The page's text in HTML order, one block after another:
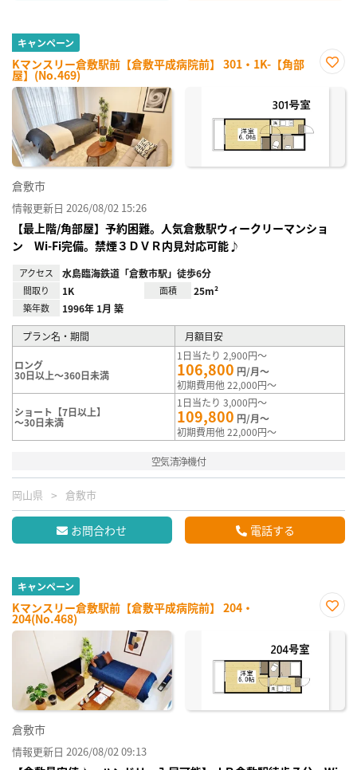
キャンペーン
Kマンスリー倉敷駅前【倉敷平成病院前】 301・1K-【角部
屋】(No.469)
に入
倉敷市
情報更新日 2026/08/02 15:26
【最上階/角部屋】予約困難。人気倉敷駅ウィークリーマンショ
ン Wi-Fi完備。禁煙３ＤＶＲ内見対応可能♪
アクセス 水島臨海鉄道「倉敷市駅」徒歩6分
間取り 1K 面積 25m²
築年数 1996年 1月 築
プラン名・期間 月額目安
ロング
30日以上～360日未満
1日当たり 2,900円～
106,800 円/月～
初期費用他 22,000円～
ショート【7日以上】
～30日未満
1日当たり 3,000円～
109,800 円/月～
初期費用他 22,000円～
空気清浄機付
岡山県 倉敷市
お問合わせ 電話する
キャンペーン
Kマンスリー倉敷駅前【倉敷平成病院前】 204・
204(No.468)
に入
倉敷市
情報更新日 2026/08/02 09:13